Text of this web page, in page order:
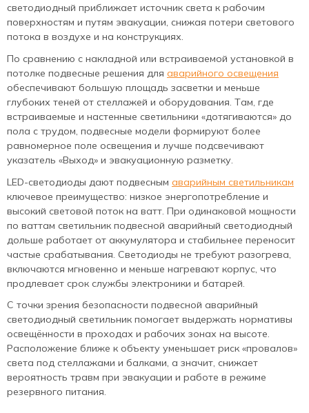
светодиодный приближает источник света к рабочим
поверхностям и путям эвакуации, снижая потери светового
потока в воздухе и на конструкциях.
По сравнению с накладной или встраиваемой установкой в
потолке подвесные решения для аварийного освещения
обеспечивают большую площадь засветки и меньше
глубоких теней от стеллажей и оборудования. Там, где
встраиваемые и настенные светильники «дотягиваются» до
пола с трудом, подвесные модели формируют более
равномерное поле освещения и лучше подсвечивают
указатель «Выход» и эвакуационную разметку.
LED-светодиоды дают подвесным аварийным светильникам
ключевое преимущество: низкое энергопотребление и
высокий световой поток на ватт. При одинаковой мощности
по ваттам светильник подвесной аварийный светодиодный
дольше работает от аккумулятора и стабильнее переносит
частые срабатывания. Светодиоды не требуют разогрева,
включаются мгновенно и меньше нагревают корпус, что
продлевает срок службы электроники и батарей.
С точки зрения безопасности подвесной аварийный
светодиодный светильник помогает выдержать нормативы
освещённости в проходах и рабочих зонах на высоте.
Расположение ближе к объекту уменьшает риск «провалов»
света под стеллажами и балками, а значит, снижает
вероятность травм при эвакуации и работе в режиме
резервного питания.